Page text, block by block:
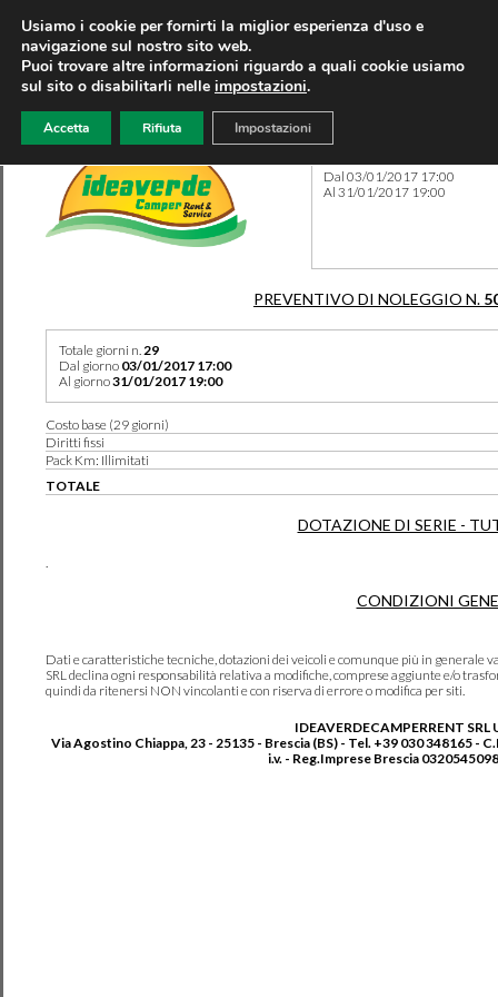
Dal 03/01/2017 17:00
Al 31/01/2017 19:00
PREVENTIVO DI NOLEGGIO N.
Totale giorni n.29
Dal giorno 03/01/2017 17:00
Al giorno31/01/2017 19:00
Costo base (29 giorni)
Diritti fissi
Pack Km: Illimitati
TOTALE
DOTAZIONE DI SERIE -
.
CONDIZIONI
Dati e caratteristiche tecniche, dotazioni dei veicoli e comunque più in generale
SRL declina ogni responsabilità relativa a modifiche, comprese aggiunte e/o
quindi da ritenersi NON vincolanti e con riserva di errore o modifica per siti.
IDEAVERDECAMPERRENT SRL
Via Agostino Chiappa, 23 - 25135 - Brescia (BS) - Tel. +39 030 348165 -
i.v. - Reg.Imprese Brescia
Usiamo i cookie per fornirti la miglior esperienza d'uso e
navigazione sul nostro sito web.
Puoi trovare altre informazioni riguardo a quali cookie usiamo
sul sito o disabilitarli nelle impostazioni.
Accetta Rifiuta Impostazioni